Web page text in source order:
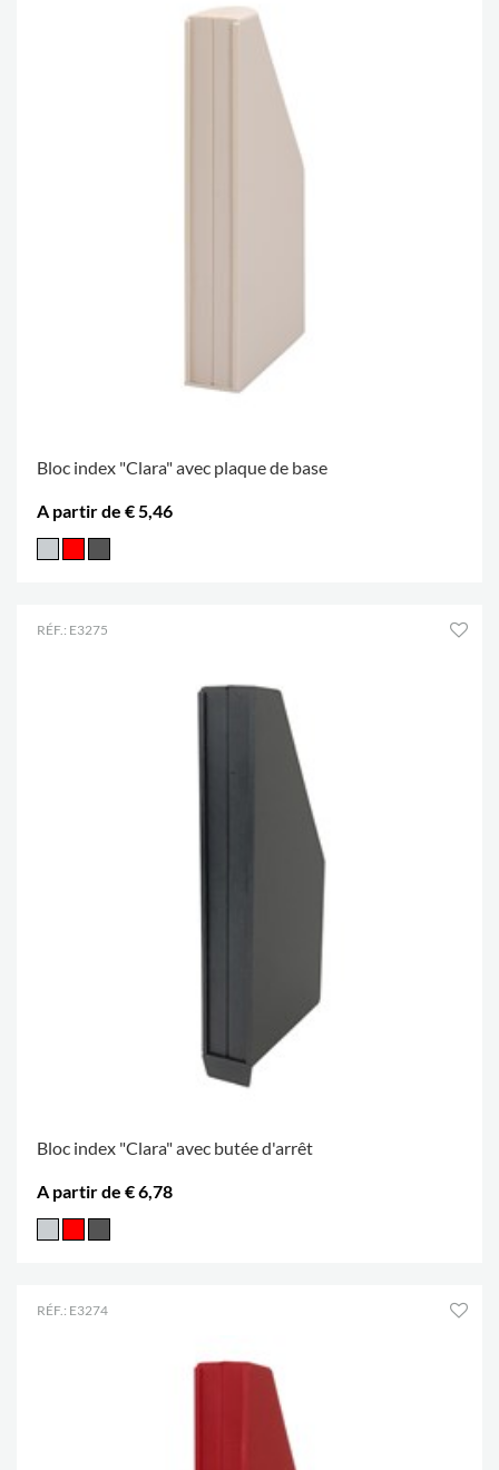
Bloc index "Clara" avec plaque de base
A partir de € 5,46
RÉF.: E3275
Bloc index "Clara" avec butée d'arrêt
A partir de € 6,78
RÉF.: E3274